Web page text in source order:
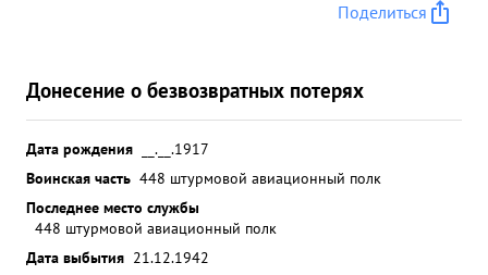
Поделиться
Донесение о безвозвратных потерях
Дата рождения
__.__.1917
Воинская часть 448 штурмовой авиационный полк
Последнее место службы
448 штурмовой авиационный полк
Дата выбытия 21.12.1942